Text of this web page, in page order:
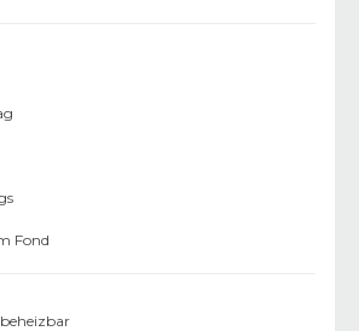
Fond